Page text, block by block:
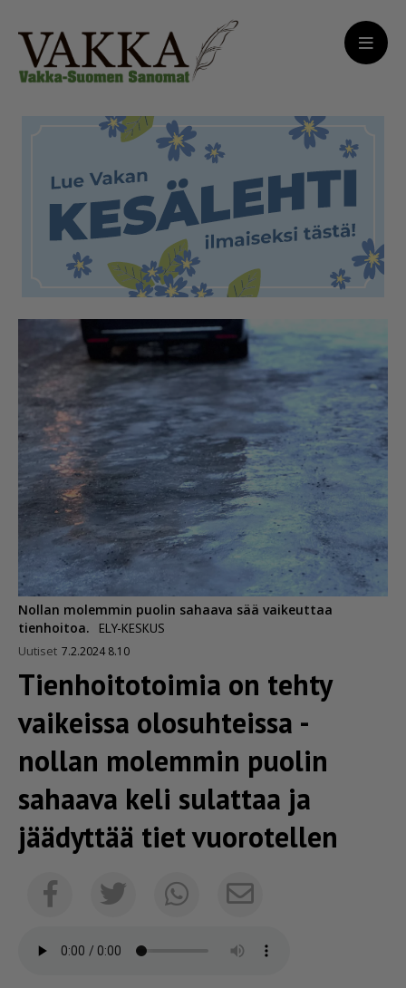
Nollan molemmin puolin sahaava sää vaikeuttaa
tienhoitoa.
ELY-KESKUS
Uutiset 7.2.2024 8.10
Tienhoi­to­toimia on tehty
vaikeissa olosuhteissa -
nollan molemmin puolin
sahaava keli sulattaa ja
jäädyttää tiet vuorotellen
FacebookTwitterWhatsappSähköposti